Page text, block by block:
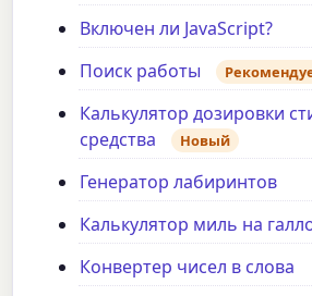
Включен ли JavaScript?
Поиск работы
Калькулятор дозировки
средства
Новый
Генератор лабиринтов
Калькулятор миль на
Конвертер чисел в слова